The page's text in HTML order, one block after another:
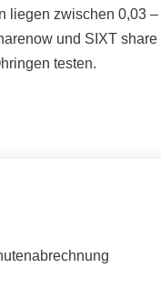
liegen zwischen 0,03
und SIXT
testen.